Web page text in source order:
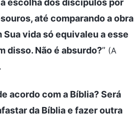
escolha dos discípulos por
até comparando a obra
vida só equivaleu a esse
disso. Não é absurdo?” (A
.
acordo com a Bíblia? Será
da Bíblia e fazer outra